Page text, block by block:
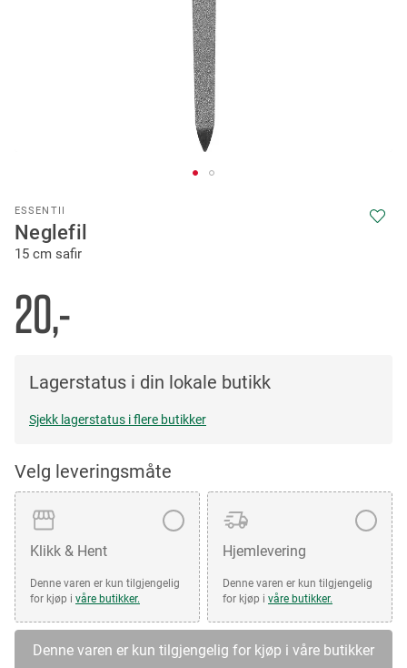
ESSENTII
Neglefil
15 cm safir
20,-
Lagerstatus i din lokale butikk
Sjekk lagerstatus i flere butikker
Velg leveringsmåte
Klikk & Hent
Denne varen er kun tilgjengelig
for kjøp i våre butikker.
Hjemlevering
Denne varen er kun tilgjengelig
for kjøp i våre butikker.
Denne varen er kun tilgjengelig for kjøp i våre butikker
to
the
beginning
the
images
gallery